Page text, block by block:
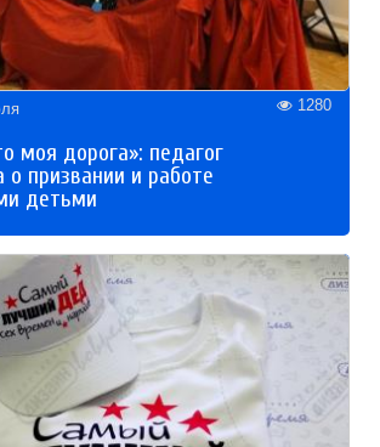
1280
моя дорога»: педагог
о призвании и работе
детьми